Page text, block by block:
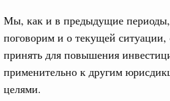
Мы, как и в предыдущие
поговорим и о текущей ситуации,
принять для повышения
применительно к другим
целями.
коммунальное хозяйство
В Сибирском
услуг